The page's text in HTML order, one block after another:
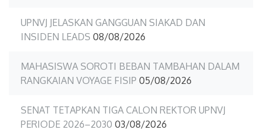
UPNVJ JELASKAN GANGGUAN SIAKAD DAN
INSIDEN LEADS 08/08/2026
MAHASISWA SOROTI BEBAN TAMBAHAN DALAM
RANGKAIAN VOYAGE FISIP 05/08/2026
SENAT TETAPKAN TIGA CALON REKTOR UPNVJ
PERIODE 2026–2030 03/08/2026